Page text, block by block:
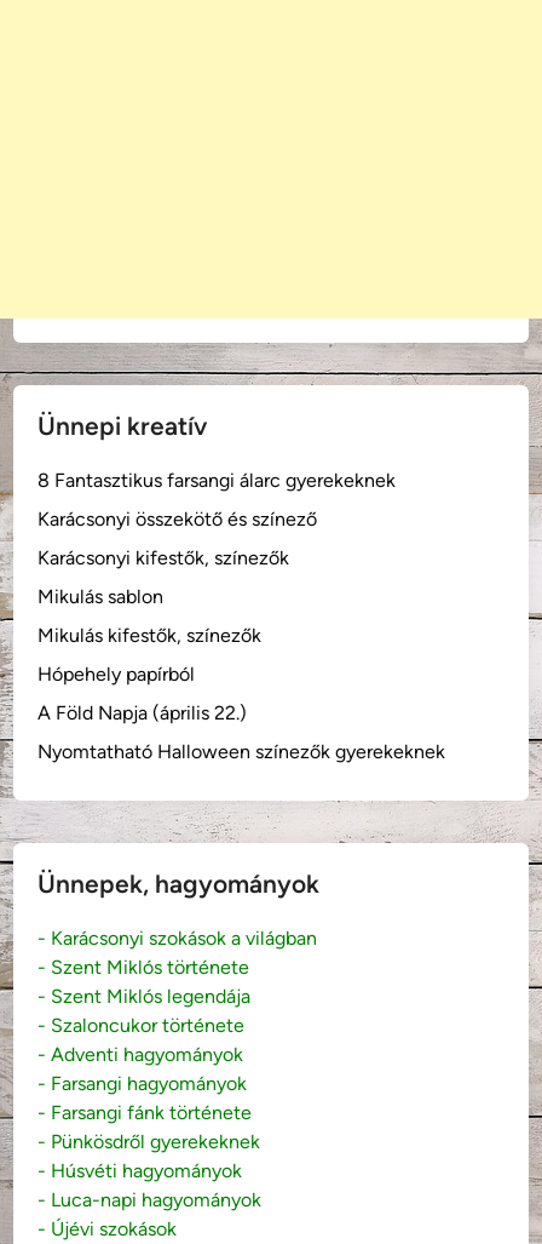
Ünnepi kreatív
8 Fantasztikus farsangi álarc gyerekeknek
Karácsonyi összekötő és színező
Karácsonyi kifestők, színezők
Mikulás sablon
Mikulás kifestők, színezők
Hópehely papírból
A Föld Napja (április 22.)
Nyomtatható Halloween színezők gyerekeknek
Ünnepek, hagyományok
- Karácsonyi szokások a világban
- Szent Miklós története
- Szent Miklós legendája
- Szaloncukor története
- Adventi hagyományok
- Farsangi hagyományok
- Farsangi fánk története
- Pünkösdről gyerekeknek
- Húsvéti hagyományok
- Luca-napi hagyományok
- Újévi szokások